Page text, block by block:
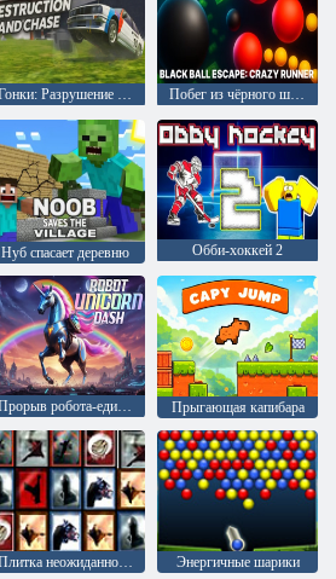
Гонки: Разрушение и погоня Побег из чёрного шара: Безумный бегун
Нуб спасает деревню Обби-хоккей 2
Прорыв робота-единорога Прыгающая капибара
Плитка неожиданностей Энергичные шарики